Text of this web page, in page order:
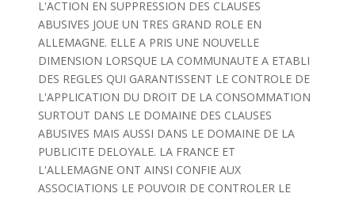
L'ACTION EN SUPPRESSION DES CLAUSES
ABUSIVES JOUE UN TRES GRAND ROLE EN
ALLEMAGNE. ELLE A PRIS UNE NOUVELLE
DIMENSION LORSQUE LA COMMUNAUTE A ETABLI
DES REGLES QUI GARANTISSENT LE CONTROLE DE
L'APPLICATION DU DROIT DE LA CONSOMMATION
SURTOUT DANS LE DOMAINE DES CLAUSES
ABUSIVES MAIS AUSSI DANS LE DOMAINE DE LA
PUBLICITE DELOYALE. LA FRANCE ET
L'ALLEMAGNE ONT AINSI CONFIE AUX
ASSOCIATIONS LE POUVOIR DE CONTROLER LE